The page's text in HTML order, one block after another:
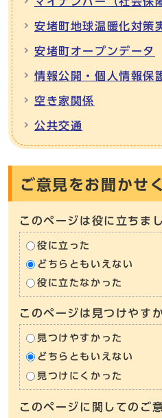
安堵町地球温暖化対策
安堵町オープンデータ
情報公開・個人情報保
空き家関係
公共交通
ご意見をお聞かせ
このページは役に立ちま
役に立った
どちらともいえない
役に立たなかった
このページは見つけやす
見つけやすかった
どちらともいえない
見つけにくかった
このページに関してのご